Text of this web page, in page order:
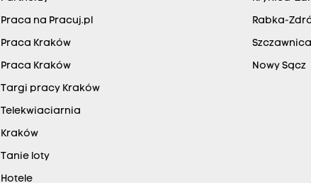
Praca na Pracuj.pl
Praca Kraków
Praca Kraków
Targi pracy Kraków
Telekwiaciarnia
Kraków
Tanie loty
Hotele
Rabka-
Szczawnica
Nowy Sącz